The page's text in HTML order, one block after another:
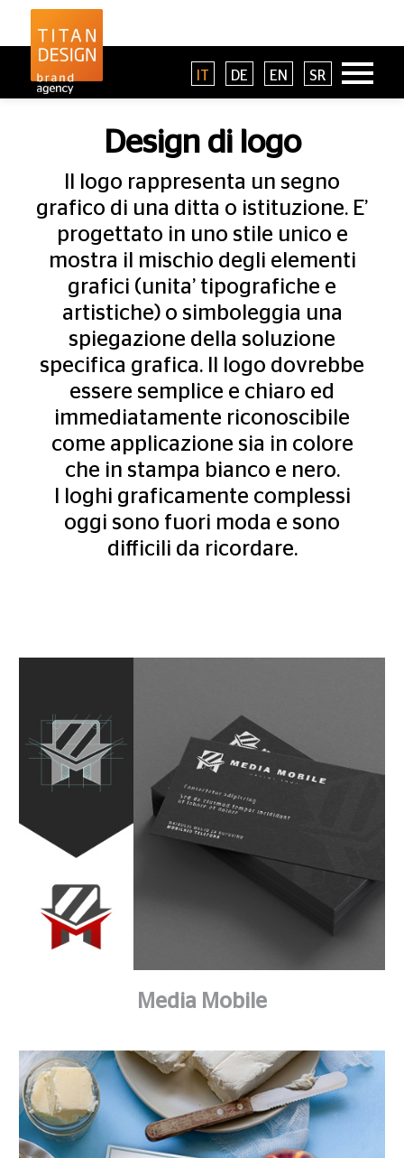
IT DE EN SR
Design di logo
Il logo rappresenta un segno
grafico di una ditta o istituzione. E’
progettato in uno stile unico e
mostra il mischio degli elementi
grafici (unita’ tipografiche e
artistiche) o simboleggia una
spiegazione della soluzione
specifica grafica. Il logo dovrebbe
essere semplice e chiaro ed
immediatamente riconoscibile
come applicazione sia in colore
che in stampa bianco e nero.
I loghi graficamente complessi
oggi sono fuori moda e sono
difficili da ricordare.
Media Mobile